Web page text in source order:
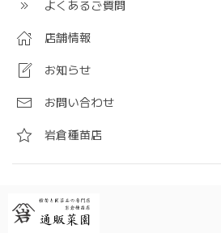
よくあるご質問
店舗情報
お知らせ
お問い合わせ
岩倉種苗店